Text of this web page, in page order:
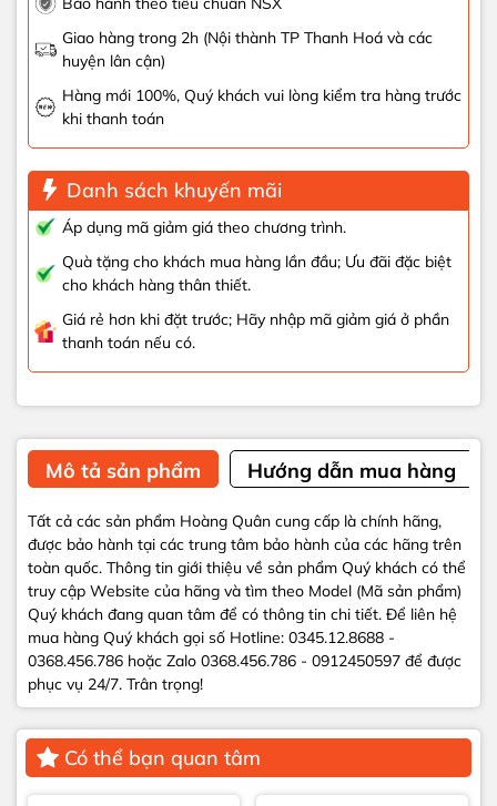
Giao hàng trong 2h (Nội thành TP Thanh Hoá và các
huyện lân cận)
Hàng mới 100%, Quý khách vui lòng kiểm tra hàng trước
khi thanh toán
Danh sách khuyến mãi
Áp dụng mã giảm giá theo chương trình.
Quà tặng cho khách mua hàng lần đầu; Ưu đãi đặc biệt
cho khách hàng thân thiết.
Giá rẻ hơn khi đặt trước; Hãy nhập mã giảm giá ở phần
thanh toán nếu có.
Mô tả sản phẩm Hướng dẫn mua hàng
Tất cả các sản phẩm Hoàng Quân cung cấp là chính hãng,
được bảo hành tại các trung tâm bảo hành của các hãng trên
toàn quốc. Thông tin giới thiệu về sản phẩm Quý khách có thể
truy cập Website của hãng và tìm theo Model (Mã sản phẩm)
Quý khách đang quan tâm để có thông tin chi tiết. Để liên hệ
mua hàng Quý khách gọi số Hotline: 0345.12.8688 -
0368.456.786 hoặc Zalo 0368.456.786 - 0912450597 để được
phục vụ 24/7. Trân trọng!
Có thể bạn quan tâm